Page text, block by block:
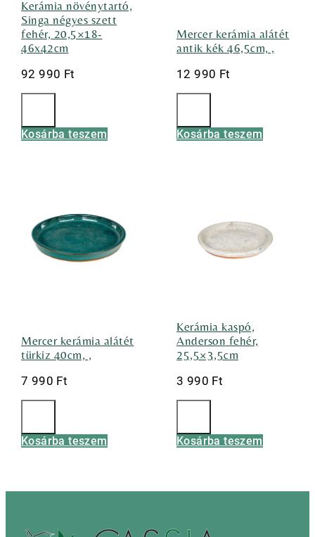
Kerámia növénytartó,
Singa négyes szett
fehér, 20,5×18-
46x42cm
92 990 Ft
Kosárba teszem
Mercer kerámia alátét
antik kék 46,5cm, ,
12 990 Ft
Kosárba teszem
Mercer kerámia alátét
türkiz 40cm, ,
7 990 Ft
Kosárba teszem
Kerámia kaspó,
Anderson fehér,
25,5×3,5cm
3 990 Ft
Kosárba teszem